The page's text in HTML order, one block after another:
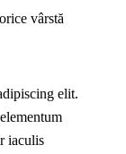
vârstă
elit.
iaculis